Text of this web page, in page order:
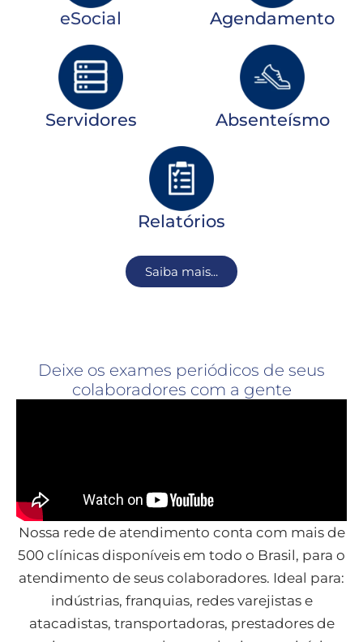
eSocial Agendamento
Servidores Absenteísmo
Relatórios
Saiba mais...
Deixe os exames periódicos de seus
colaboradores com a gente
Nossa rede de atendimento conta com mais de
500 clínicas disponíveis em todo o Brasil, para o
atendimento de seus colaboradores. Ideal para:
indústrias, franquias, redes varejistas e
atacadistas, transportadoras, prestadores de